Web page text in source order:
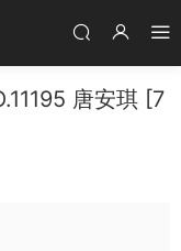
唐安琪 [7